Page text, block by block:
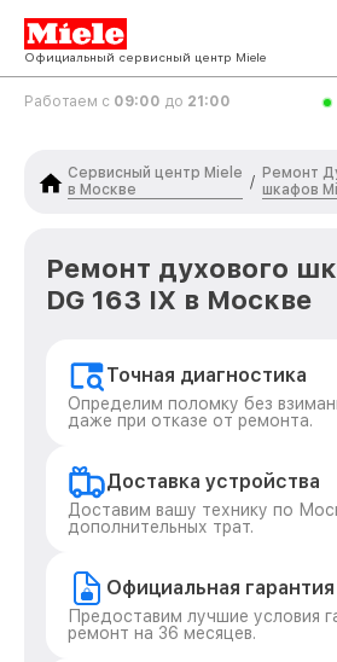
Официальный сервисный центр Miele
Работаем с 09:00 до 21:00
Сервисный центр Miele
в Москве
/
Ремонт
шкафов
Ремонт духового
DG 163 IX в Москве
Точная диагностика
Определим поломку без
даже при отказе от ремонта.
Доставка устройства
Доставим вашу технику по
дополнительных трат.
Официальная гарантия
Предоставим лучшие условия
ремонт на 36 месяцев.